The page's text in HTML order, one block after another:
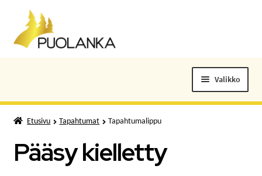
Siirry
navigointiin
Siirry
sisältöön
Valikko
ELOKUVALIPUT
KUNTOSALI
Etusivu Tapahtumat Tapahtumalippu
Pääsy kielletty